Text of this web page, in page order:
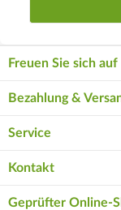
Freuen Sie sich
Bezahlung &
Service
Kontakt
Geprüfter Online-